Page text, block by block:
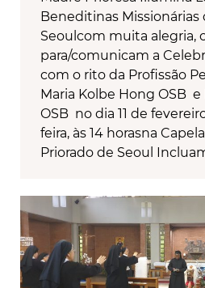
Beneditinas Missionárias
Seoulcom muita alegria,
para/comunicam a
com o rito da Profissão
Maria Kolbe Hong OSB e
OSB no dia 11 de
feira, às 14 horasna
Priorado de Seoul